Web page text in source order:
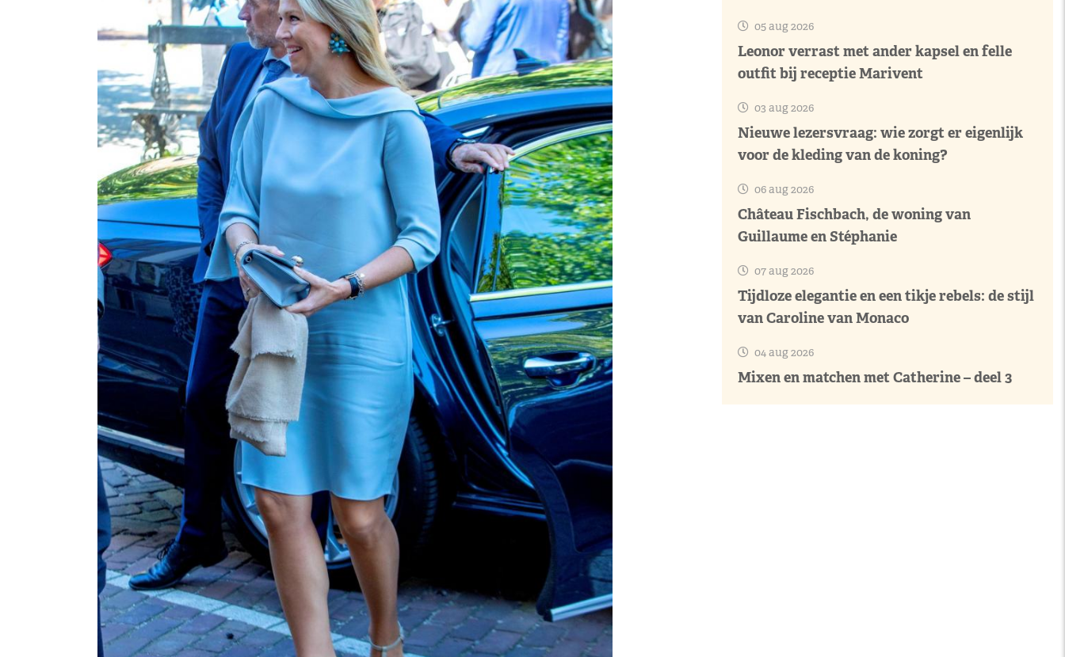
05 aug 2026
Leonor verrast met ander kapsel en felle
outfit bij receptie Marivent
03 aug 2026
Nieuwe lezersvraag: wie zorgt er eigenlijk
voor de kleding van de koning?
06 aug 2026
Château Fischbach, de woning van
Guillaume en Stéphanie
07 aug 2026
Tijdloze elegantie en een tikje rebels: de stijl
van Caroline van Monaco
04 aug 2026
Mixen en matchen met Catherine – deel 3